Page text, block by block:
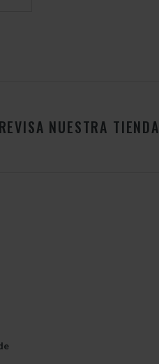
REVISA NUESTRA TIENDA